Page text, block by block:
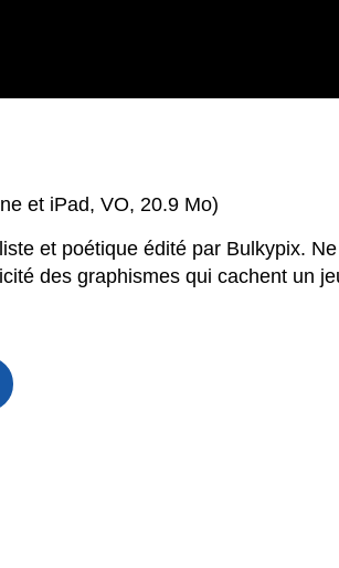
et iPad, VO, 20.9 Mo)
et poétique édité par Bulkypix. Ne
des graphismes qui cachent un